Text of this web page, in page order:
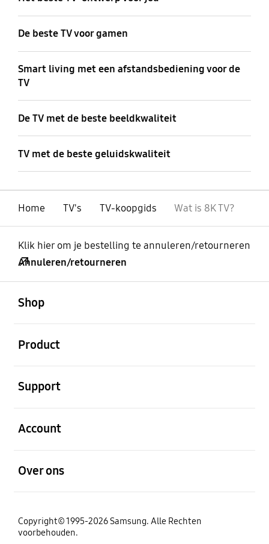
De beste TV voor gamen
Smart living met een afstandsbediening voor de
TV
De TV met de beste beeldkwaliteit
TV met de beste geluidskwaliteit
Home TV's TV-koopgids Wat is 8K TV?
Klik hier om je bestelling te annuleren/retourneren
Annuleren/retourneren
Shop
Product
Support
Account
Over ons
Copyright© 1995-2026 Samsung. Alle Rechten
voorbehouden.